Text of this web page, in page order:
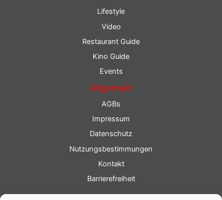
Lifestyle
Video
Restaurant Guide
Kino Guide
Events
Allgemein
AGBs
Impressum
Datenschutz
Nutzungsbestimmungen
Kontakt
Barrierefreiheit